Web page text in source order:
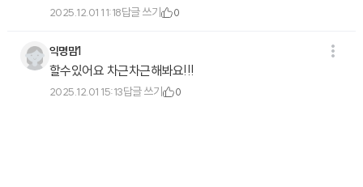
2025.12.01 11:18답글 쓰기 0
익명맘1
할수있어요 차근차근해봐요!!!
2025.12.01 15:13답글 쓰기 0